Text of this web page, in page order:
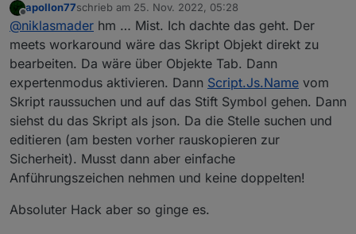
auch schon gedacht, aber man kann den Code
doch gar nicht manuell editieren, oder? Auch,
wenn ich im 'Expert Mode' bin und dann auf den
Debug Button oben links neben dem 'Rules/JS'
Logo klicke, kann ich nichts ändern, obwohl das ja
eigentlich dafür da sein sollte. Auch die 'verbose'
und 'debug' Buttons oben rechts neben dem
'Rules/JS' Logo haben bei mir keine Funktion. Ich
bin immer im 'read-only mode'.
Offline
apollon77schrieb am 25. Nov. 2022, 05:28
zuletzt editiert von
@niklasmader hm … Mist. Ich dachte das geht. Der
meets workaround wäre das Skript Objekt direkt zu
bearbeiten. Da wäre über Objekte Tab. Dann
expertenmodus aktivieren. Dann Script.Js.Name vom
Skript raussuchen und auf das Stift Symbol gehen. Dann
siehst du das Skript als json. Da die Stelle suchen und
editieren (am besten vorher rauskopieren zur
Sicherheit). Musst dann aber einfache
Anführungszeichen nehmen und keine doppelten!
Absoluter Hack aber so ginge es.